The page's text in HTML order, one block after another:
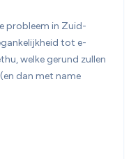
probleem in Zuid-
tot e-
welke gerund zullen
dan met name